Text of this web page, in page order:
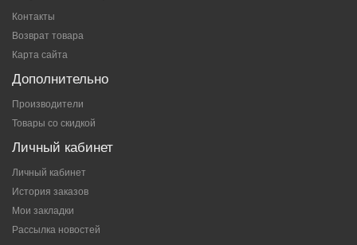
Контакты
Возврат товара
Карта сайта
Дополнительно
Производители
Товары со скидкой
Личный кабинет
Личный кабинет
История заказов
Мои закладки
Рассылка новостей